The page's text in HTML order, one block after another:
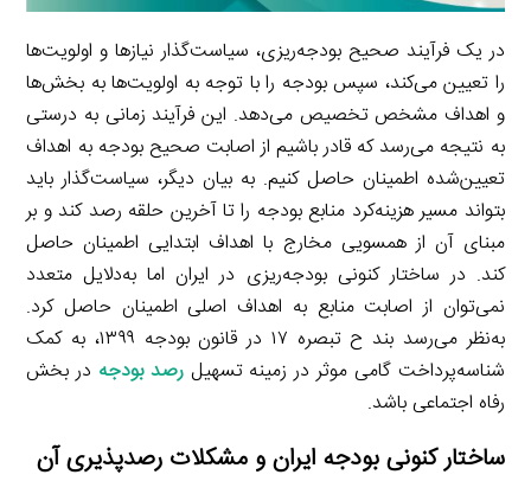
در یک فرآیند صحیح بودجه‌ریزی، سیاست‌گذار نیازها و اولویت‌ها
را تعیین می‌کند، سپس بودجه را با توجه به اولویت‌ها به بخش‌ها
و اهداف مشخص تخصیص می‌دهد. این فرآیند زمانی به درستی
به نتیجه می‌رسد که قادر باشیم از اصابت صحیح بودجه به اهداف
تعیین‌شده اطمینان حاصل کنیم. به بیان دیگر، سیاست‌گذار باید
بتواند مسیر هزینه‌کرد منابع بودجه را تا آخرین حلقه رصد کند و بر
مبنای آن از همسویی مخارج با اهداف ابتدایی اطمینان حاصل
کند. در ساختار کنونی بودجه‌ریزی در ایران اما به‌دلایل متعدد
نمی‌توان از اصابت منابع به اهداف اصلی اطمینان حاصل کرد.
به‌نظر می‌رسد بند ح تبصره ۱۷ در قانون بودجه ۱۳۹۹، به کمک
شناسه‌پرداخت گامی موثر در زمینه تسهیلرصد بودجه در بخش
رفاه اجتماعی باشد.
ساختار کنونی بودجه ایران و مشکلات رصدپذیری آن